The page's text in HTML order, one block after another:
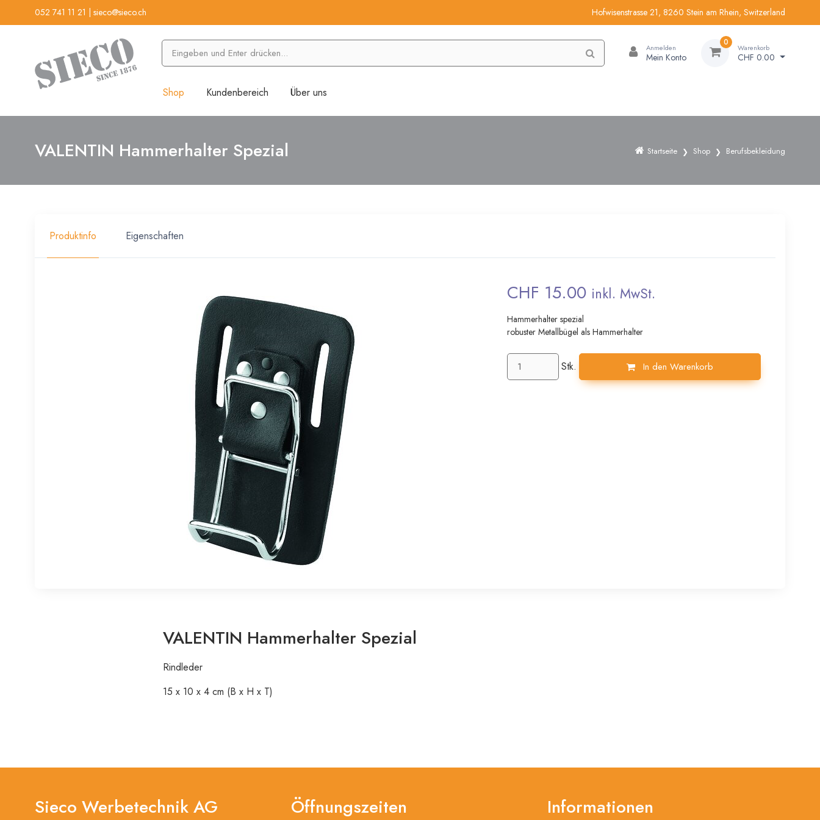
052 741 11 21 sieco@sieco.ch Hofwisenstrasse 21, 8260 Stein am Rhein, Switzerland
Anmelden
Mein Konto
0 Warenkorb
CHF 0.00
Shop Kundenbereich Über uns
Startseite Shop Berufsbekleidung
VALENTIN Hammerhalter Spezial
Produktinfo Eigenschaften
CHF 15.00 inkl. MwSt.
Hammerhalter spezial
robuster Metallbügel als Hammerhalter
Stk. In den Warenkorb
VALENTIN Hammerhalter Spezial
Rindleder
15 x 10 x 4 cm (B x H x T)
Sieco Werbetechnik AG Öffnungszeiten Informationen